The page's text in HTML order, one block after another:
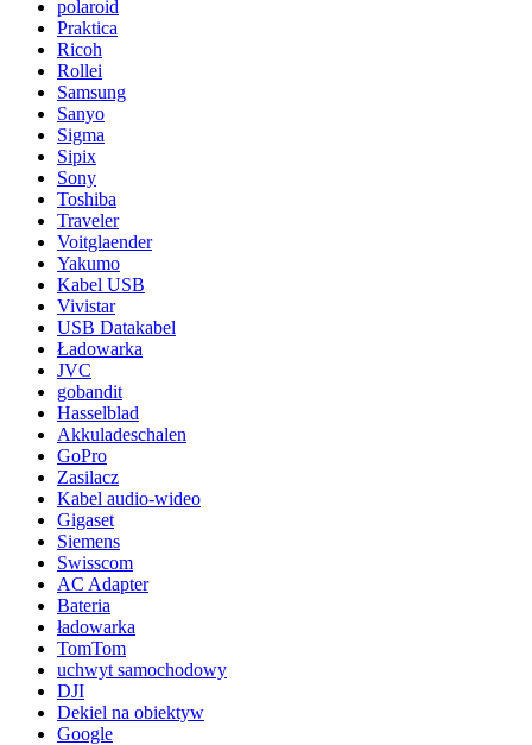
polaroid
Praktica
Ricoh
Rollei
Samsung
Sanyo
Sigma
Sipix
Sony
Toshiba
Traveler
Voitglaender
Yakumo
Kabel USB
Vivistar
USB Datakabel
Ładowarka
JVC
gobandit
Hasselblad
Akkuladeschalen
GoPro
Zasilacz
Kabel audio-wideo
Gigaset
Siemens
Swisscom
AC Adapter
Bateria
ładowarka
TomTom
uchwyt samochodowy
DJI
Dekiel na obiektyw
Google